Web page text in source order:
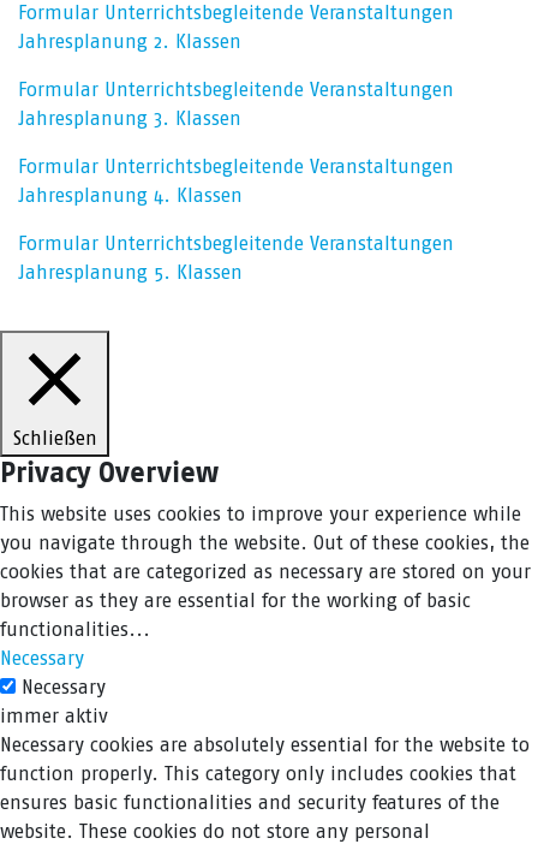
Formular Unterrichtsbegleitende Veranstaltungen
Jahresplanung 2. Klassen
Formular Unterrichtsbegleitende Veranstaltungen
Jahresplanung 3. Klassen
Formular Unterrichtsbegleitende Veranstaltungen
Jahresplanung 4. Klassen
Formular Unterrichtsbegleitende Veranstaltungen
Jahresplanung 5. Klassen
Schließen
Privacy Overview
This website uses cookies to improve your experience while
you navigate through the website. Out of these cookies, the
cookies that are categorized as necessary are stored on your
browser as they are essential for the working of basic
functionalities...
Necessary
Necessary
immer aktiv
Necessary cookies are absolutely essential for the website to
function properly. This category only includes cookies that
ensures basic functionalities and security features of the
website. These cookies do not store any personal